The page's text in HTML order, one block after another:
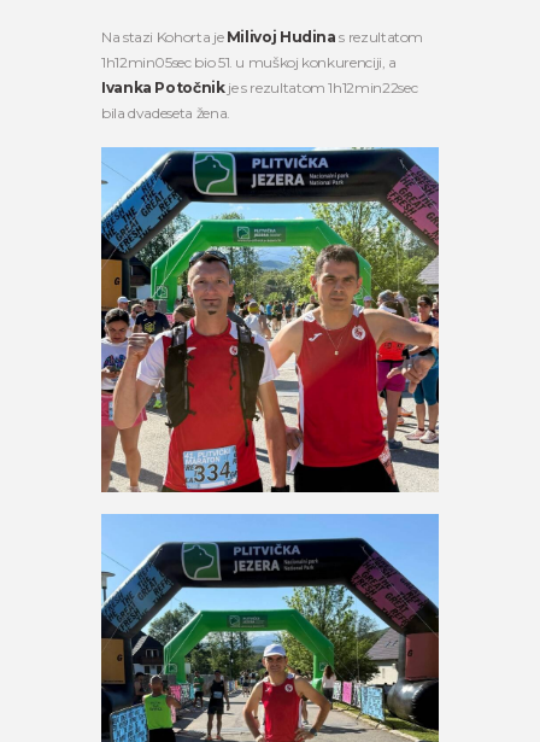
Na stazi Kohorta je Milivoj Hudinas rezultatom
1h12min05sec bio 51. u muškoj konkurenciji, a
Ivanka Potočnik je s rezultatom 1h12min22sec
bila dvadeseta žena.